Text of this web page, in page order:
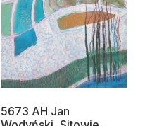
5673 AH Jan